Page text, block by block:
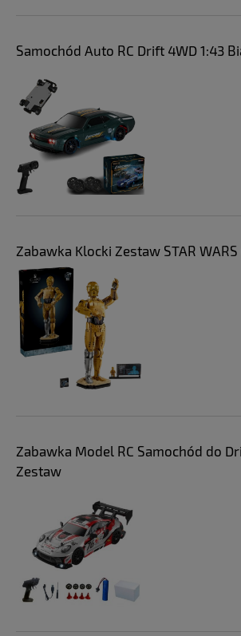
Samochód Auto RC Drift 4WD 1:43
Zabawka Klocki Zestaw STAR WARS
Zabawka Model RC Samochód do
Zestaw